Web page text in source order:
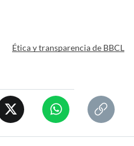
Ética y transparencia de BBCL